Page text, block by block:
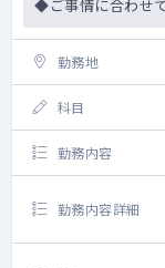
◆ご事情に合わせ
勤務地
科目
勤務内容
勤務内容詳細